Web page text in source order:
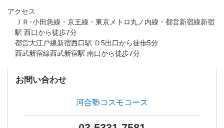
アクセス
ＪＲ･小田急線・京王線・東京メトロ丸ノ内線・都営新宿線新宿
駅 西口から徒歩7分
都営大江戸線新宿西口駅 Ｄ5出口から徒歩5分
西武新宿線西武新宿駅 南口から徒歩7分
お問い合わせ
河合塾コスモコース